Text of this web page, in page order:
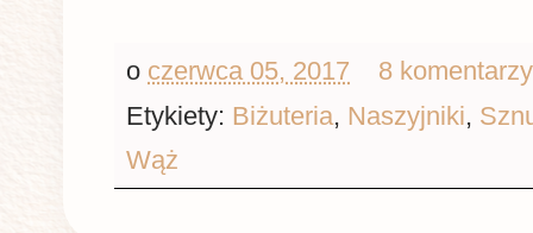
o czerwca 05, 2017
8
Etykiety: Biżuteria, Naszyjniki,
Wąż